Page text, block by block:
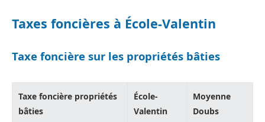
Taxes foncières à École-Valentin
Taxe foncière sur les propriétés bâties
Taxe foncière propriétés
bâties
École-
Valentin
Moyenne
Doubs